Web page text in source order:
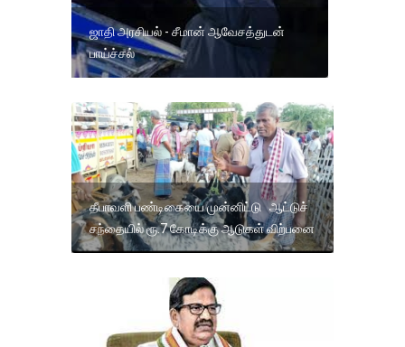
ஜாதி அரசியல் - சீமான் ஆவேசத்துடன்
பாய்ச்சல்
தீபாவளி பண்டிகையை முன்னிட்டு ஆட்டுச்
சந்தையில் ரூ.7 கோடிக்கு ஆடுகள் விற்பனை